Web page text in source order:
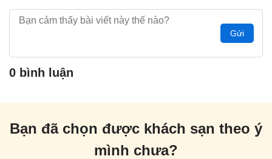
Gửi
0 bình luận
Bạn đã chọn được khách sạn theo ý
mình chưa?